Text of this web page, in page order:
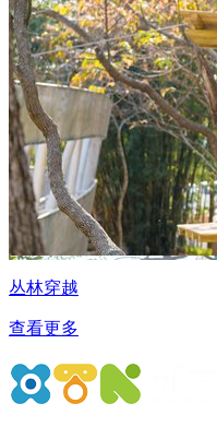
丛林穿越
查看更多